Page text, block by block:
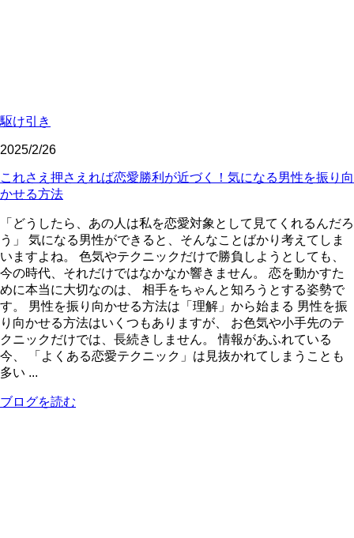
駆け引き
2025/2/26
これさえ押さえれば恋愛勝利が近づく！気になる男性を振り向
かせる方法
「どうしたら、あの人は私を恋愛対象として見てくれるんだろ
う」 気になる男性ができると、そんなことばかり考えてしま
いますよね。 色気やテクニックだけで勝負しようとしても、
今の時代、それだけではなかなか響きません。 恋を動かすた
めに本当に大切なのは、 相手をちゃんと知ろうとする姿勢で
す。 男性を振り向かせる方法は「理解」から始まる 男性を振
り向かせる方法はいくつもありますが、 お色気や小手先のテ
クニックだけでは、長続きしません。 情報があふれている
今、 「よくある恋愛テクニック」は見抜かれてしまうことも
多い ...
ブログを読む